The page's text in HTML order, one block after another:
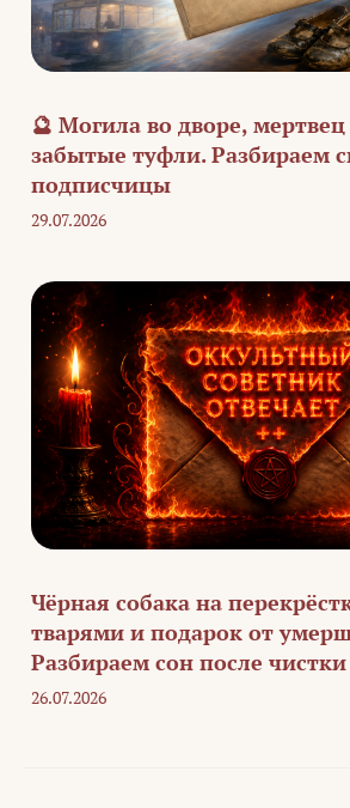
🔮 Могила во дворе,
забытые туфли. Разбираем
подписчицы
29.07.2026
Чёрная собака на
тварями и подарок от
Разбираем сон после чистки
26.07.2026